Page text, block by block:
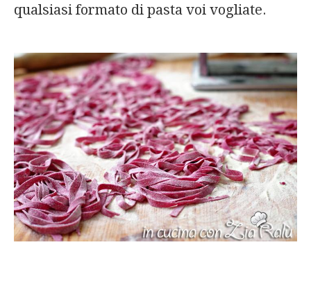
qualsiasi formato di pasta voi vogliate.